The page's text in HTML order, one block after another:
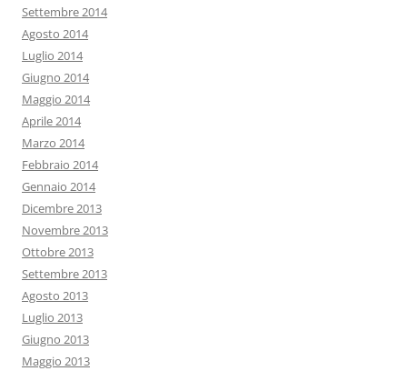
Settembre 2014
Agosto 2014
Luglio 2014
Giugno 2014
Maggio 2014
Aprile 2014
Marzo 2014
Febbraio 2014
Gennaio 2014
Dicembre 2013
Novembre 2013
Ottobre 2013
Settembre 2013
Agosto 2013
Luglio 2013
Giugno 2013
Maggio 2013